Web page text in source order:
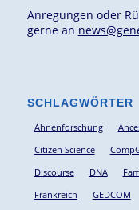
Anregungen oder
gerne an
SCHLAGWÖRTER
Ahnenforschung
Citizen Science
Discourse
DNA
Frankreich
GEDCOM